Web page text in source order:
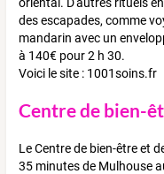
des escapades, comme
mandarin avec un
à 140€ pour 2 h 30.
Voici le site : 1001soins.fr
Centre de bien-
Le Centre de bien-être et
35 minutes de Mulhouse